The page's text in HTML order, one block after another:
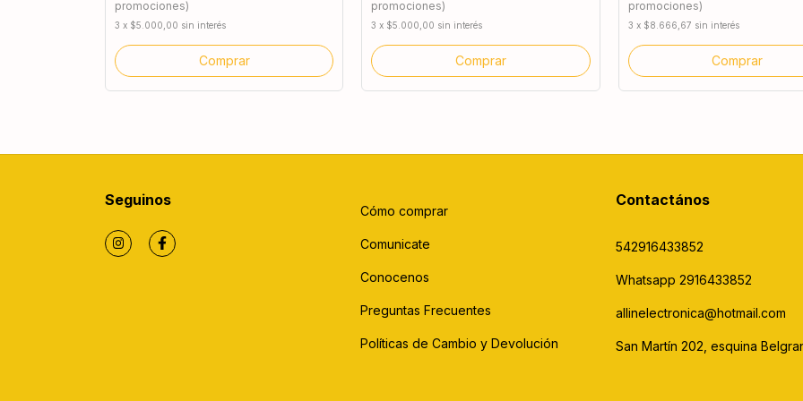
promociones)
3 x $5.000,00 sin interés
promociones)
3 x $5.000,00 sin interés
promociones)
3 x $8.666,67 sin interés
Seguinos
Cómo comprar
Comunicate
Conocenos
Preguntas Frecuentes
Políticas de Cambio y Devolución
Contactános
542916433852
Whatsapp 2916433852
allinelectronica@hotmail.com
San Martín 202, esquina